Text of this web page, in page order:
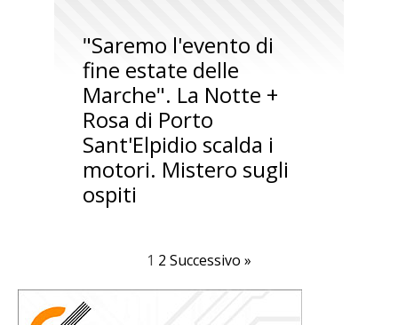
"Saremo l'evento di
fine estate delle
Marche". La Notte +
Rosa di Porto
Sant'Elpidio scalda i
motori. Mistero sugli
ospiti
1 2 Successivo »